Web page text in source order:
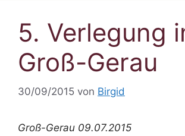
5. Verlegung
Groß-Gerau
30/09/2015 von Birgid
Groß-Gerau 09.07.2015